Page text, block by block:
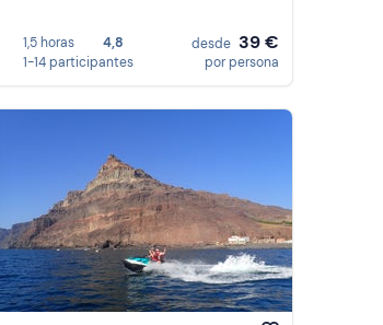
1,5 horas
4,8
1-14 participantes
desde 39 €
por persona